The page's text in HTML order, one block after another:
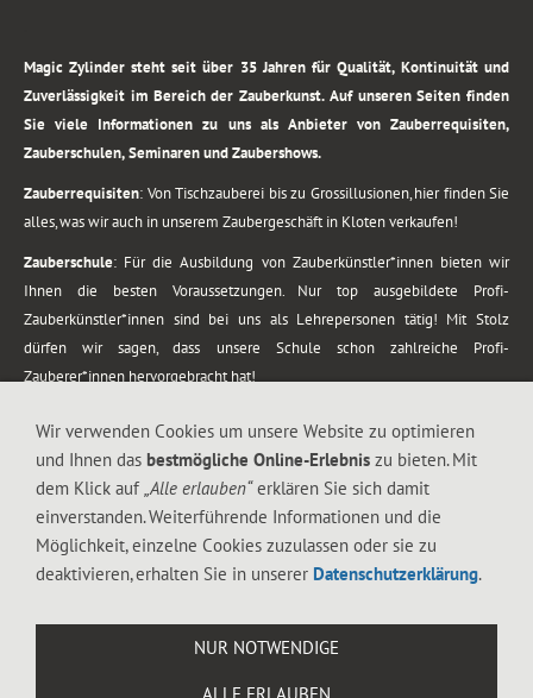
Magic Zylinder steht seit über 35 Jahren für Qualität, Kontinuität und
Zuverlässigkeit im Bereich der Zauberkunst. Auf unseren Seiten finden
Sie viele Informationen zu uns als Anbieter von Zauberrequisiten,
Zauberschulen, Seminaren und Zaubershows.
Zauberrequisiten: Von Tischzauberei bis zu Grossillusionen, hier finden Sie
alles, was wir auch in unserem Zaubergeschäft in Kloten verkaufen!
Zauberschule: Für die Ausbildung von Zauberkünstler*innen bieten wir
Ihnen die besten Voraussetzungen. Nur top ausgebildete Profi-
Zauberkünstler*innen sind bei uns als Lehrepersonen tätig! Mit Stolz
dürfen wir sagen, dass unsere Schule schon zahlreiche Profi-
Zauberer*innen hervorgebracht hat!
vom Kinderprogramm bis zur Tischzauberei. Lassen Sie sich faszinieren von
meiner Zauber-Sprech-Show, angerührt mit sprachlichen Sequenzen,
gewürzt mit Gags und visuellen Illusionen wie Kaninchen, Vasen, Seilen,
Wir verwenden Cookies um unsere Website zu optimieren
und Ihnen das bestmögliche Online-Erlebnis zu bieten. Mit
dem Klick auf „Alle erlauben“erklären Sie sich damit
einverstanden. Weiterführende Informationen und die
Möglichkeit, einzelne Cookies zuzulassen oder sie zu
deaktivieren, erhalten Sie in unserer Datenschutzerklärung.
NUR NOTWENDIGE